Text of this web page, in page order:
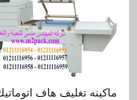
ماكينه تغليف هاف